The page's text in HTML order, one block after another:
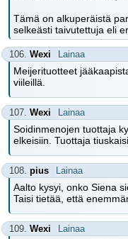
Tämä on alkuperäistä
selkeästi taivutettuja eli
106. Wexi Lainaa
Meijerituotteet
viileillä.
107. Wexi Lainaa
Soidinmenojen tuottaja
elkeisiin. Tuottaja
108. pius Lainaa
Aalto kysyi, onko Siena
Taisi tietää, että
109. Wexi Lainaa